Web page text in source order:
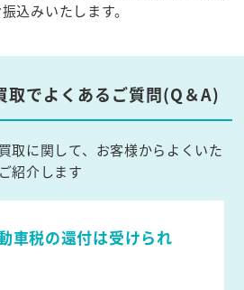
込みいたします。
取でよくあるご質問(Q＆A)
取に関して、お客様からよくいた
紹介します
車税の還付は受けられ